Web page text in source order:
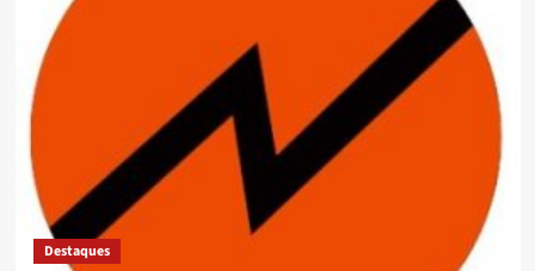
Destaques